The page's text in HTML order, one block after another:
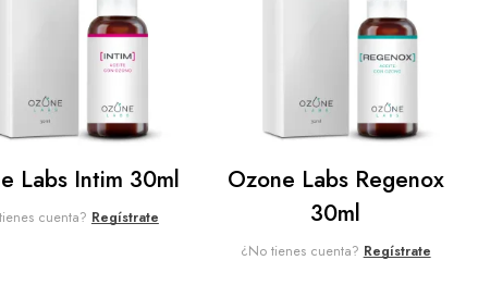
Labs Intim 30ml
cuenta? Regístrate
Ozone Labs Regenox
30ml
¿No tienes cuenta? Regístrate